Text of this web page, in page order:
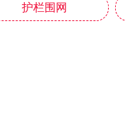
护栏围网